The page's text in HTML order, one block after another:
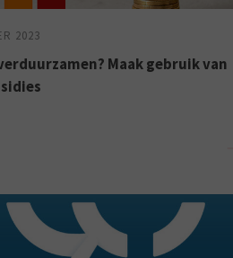
2023
Maak gebruik van